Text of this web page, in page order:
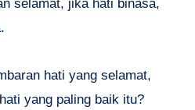
selamat, jika hati binasa,
hati yang selamat,
yang paling baik itu?